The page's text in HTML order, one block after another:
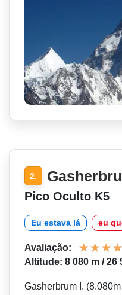
2.
Pico Oculto K5
Eu estava lá eu
Avaliação:
Altitude: 8 080 m / 26
Gasherbrum I.